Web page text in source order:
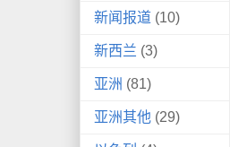
新闻报道 (10)
新西兰 (3)
亚洲 (81)
亚洲其他 (29)